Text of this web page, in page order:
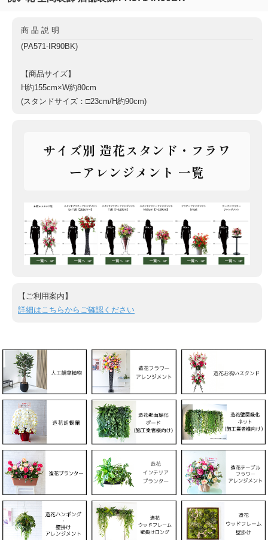
商品説明
(PA571-IR90BK)
【商品サイズ】
H約155cm×W約80cm
(スタンドサイズ：□23cm/H約90cm)
サイズ別 造花スタンド・フラワ
ーアレンジメント 一覧
【ご利用案内】
詳細はこちらからご確認ください